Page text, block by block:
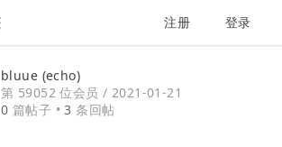
注册 登录
bluue (echo)
第 59052 位会员 / 2021-01-21
0 篇帖子 •3 条回帖